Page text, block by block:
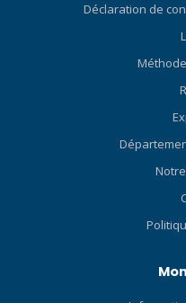
(mm) 20 Cristal Coffret
Caoutchouc HNBR Boîtier
Vert Hybride-Céramique
temps écoulé Fonctions
Déclaration de